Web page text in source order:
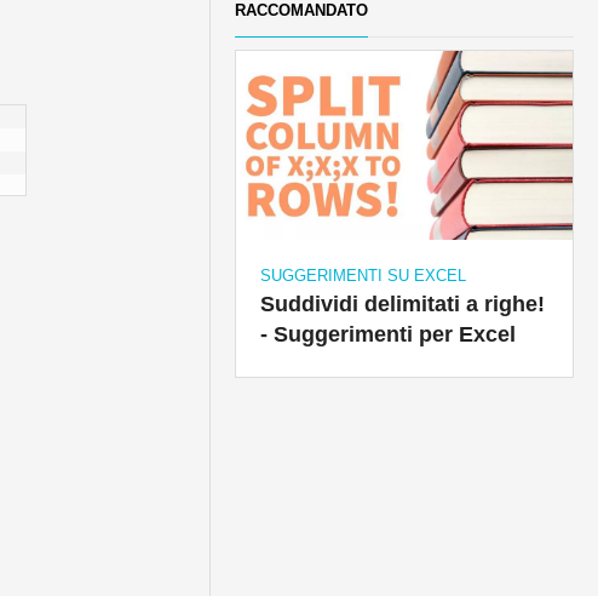
RACCOMANDATO
SUGGERIMENTI SU EXCEL
Suddividi delimitati a righe!
- Suggerimenti per Excel